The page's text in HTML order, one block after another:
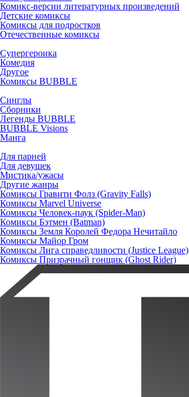
Комикс-версии литературных произведений
Детские комиксы
Комиксы для подростков
Отечественные комиксы
Супергероика
Комедия
Другое
Комиксы BUBBLE
Синглы
Сборники
Легенды BUBBLE
BUBBLE Visions
Манга
Для парней
Для девушек
Мистика/ужасы
Другие жанры
Комиксы Гравити Фолз (Gravity Falls)
Комиксы Marvel Universe
Комиксы Человек-паук (Spider-Man)
Комиксы Бэтмен (Batman)
Комиксы Земля Королей Федора Нечитайло
Комиксы Майор Гром
Комиксы Лига справедливости (Justice League)
Комиксы Призрачный гонщик (Ghost Rider)